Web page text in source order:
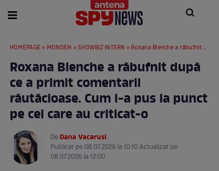
HOMEPAGE » MONDEN »SHOWBIZ INTERN » Roxana Blenche a răbufnit după ce a primit comentarii răutăcioase. Cum i-a pus la punct pe cei care au criticat-o
Roxana Blenche a răbufnit după
ce a primit comentarii
răutăcioase. Cum i-a pus la punct
pe cei care au criticat-o
DeOana Vacarusi.
Publicat pe 08.07.2026 la 10:10 Actualizat pe
08.07.2026 la 12:00